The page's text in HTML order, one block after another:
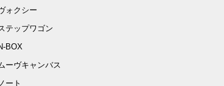
ォクシー
テップワゴン
BOX
ーヴキャンバス
ート